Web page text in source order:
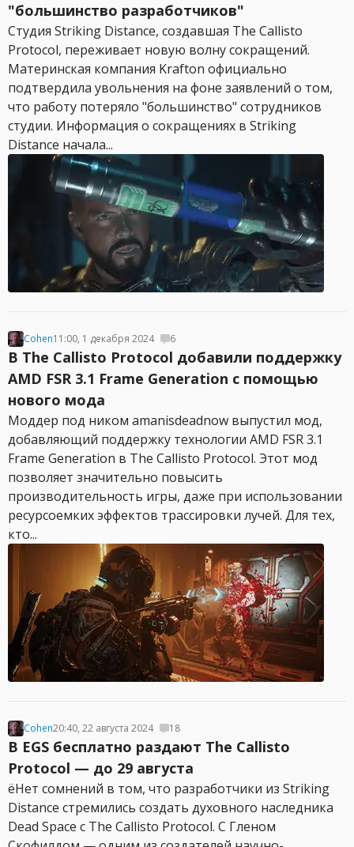
"большинство разработчиков"
Студия Striking Distance, создавшая The Callisto
Protocol, переживает новую волну сокращений.
Материнская компания Krafton официально
подтвердила увольнения на фоне заявлений о том,
что работу потеряло "большинство" сотрудников
студии. Информация о сокращениях в Striking
Distance начала...
Cohen11:00, 1 декабря 2024 6
В The Callisto Protocol добавили поддержку
AMD FSR 3.1 Frame Generation с помощью
нового мода
Моддер под ником amanisdeadnow выпустил мод,
добавляющий поддержку технологии AMD FSR 3.1
Frame Generation в The Callisto Protocol. Этот мод
позволяет значительно повысить
производительность игры, даже при использовании
ресурсоемких эффектов трассировки лучей. Для тех,
кто...
Cohen20:40, 22 августа 2024 18
В EGS бесплатно раздают The Callisto
Protocol — до 29 августа
ёНет сомнений в том, что разработчики из Striking
Distance стремились создать духовного наследника
Dead Space с The Callisto Protocol. С Гленом